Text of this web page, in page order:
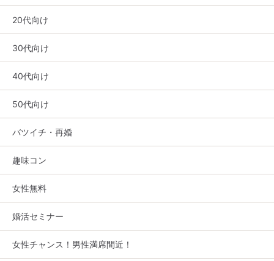
20代向け
30代向け
40代向け
50代向け
バツイチ・再婚
趣味コン
女性無料
婚活セミナー
女性チャンス！男性満席間近！